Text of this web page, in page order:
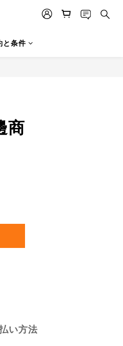
と条件
商
い方法